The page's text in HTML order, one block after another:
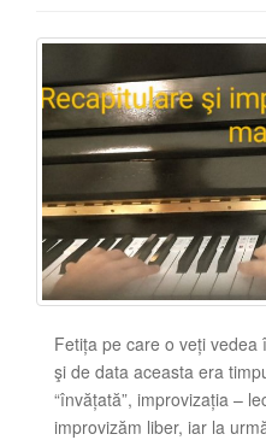
Fetița pe care o veți
şi de data aceasta era
“învățată”, improvizația –
improvizăm liber, iar la